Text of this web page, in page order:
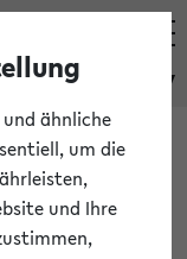
eKVV
die Ihnen
Verfügung
und ähnliche
um die
und Ihre